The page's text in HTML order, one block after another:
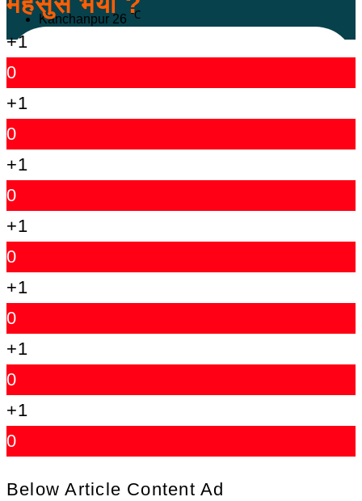
Kanchanpur 26 ℃
+1
0
+1
0
+1
0
+1
0
+1
0
+1
0
+1
0
Below Article Content Ad